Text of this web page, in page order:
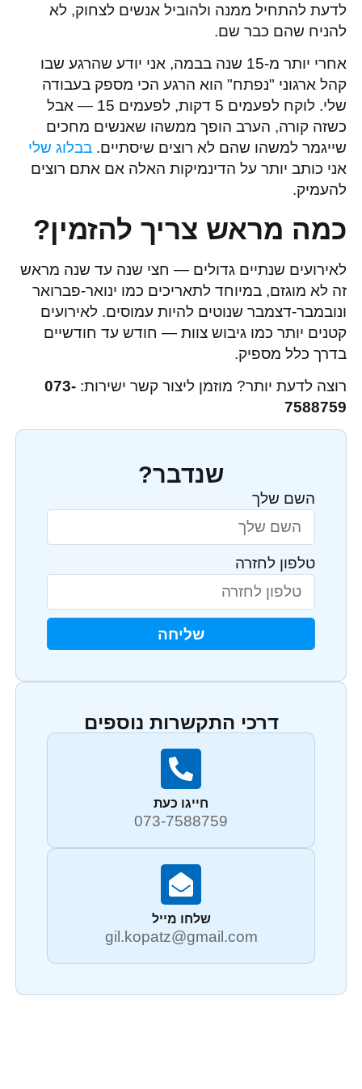
לדעת להתחיל ממנה ולהוביל אנשים לצחוק, לא
להניח שהם כבר שם.
אחרי יותר מ-15 שנה בבמה, אני יודע שהרגע שבו
קהל ארגוני "נפתח" הוא הרגע הכי מספק בעבודה
שלי. לוקח לפעמים 5 דקות, לפעמים 15 — אבל
כשזה קורה, הערב הופך ממשהו שאנשים מחכים
שייגמר למשהו שהם לא רוצים שיסתיים. בבלוג שלי
אני כותב יותר על הדינמיקות האלה אם אתם רוצים
להעמיק.
כמה מראש צריך להזמין?
לאירועים שנתיים גדולים — חצי שנה עד שנה מראש
זה לא מוגזם, במיוחד לתאריכים כמו ינואר-פברואר
ונובמבר-דצמבר שנוטים להיות עמוסים. לאירועים
קטנים יותר כמו גיבוש צוות — חודש עד חודשיים
בדרך כלל מספיק.
רוצה לדעת יותר? מוזמן ליצור קשר ישירות: 073-
7588759
שנדבר?
השם שלך
טלפון לחזרה
שליחה
דרכי התקשרות נוספים
חייגו כעת
073-7588759
שלחו מייל
gil.kopatz@gmail.com